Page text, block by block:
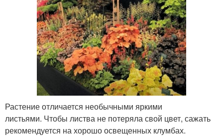
Растение отличается необычными яркими
листьями. Чтобы листва не потеряла свой цвет, сажать
рекомендуется на хорошо освещенных клумбах.